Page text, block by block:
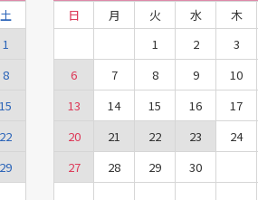
土
1
8
15
22
29
日 月 火 水 木
1
2 3
6
7 8 9 10
13
14 15 16 17
20
21 22 23 24
27
28 29 30